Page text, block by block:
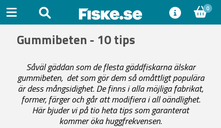
0
Gummibeten - 10 tips
Såväl gäddan som de flesta gäddfiskarna älskar
gummibeten, det som gör dem så omåttligt populära
är dess mångsidighet. De finns i alla möjliga fabrikat,
former, färger och går att modifiera i all oändlighet.
Här bjuder vi på tio heta tips som garanterat
kommer öka huggfrekvensen.